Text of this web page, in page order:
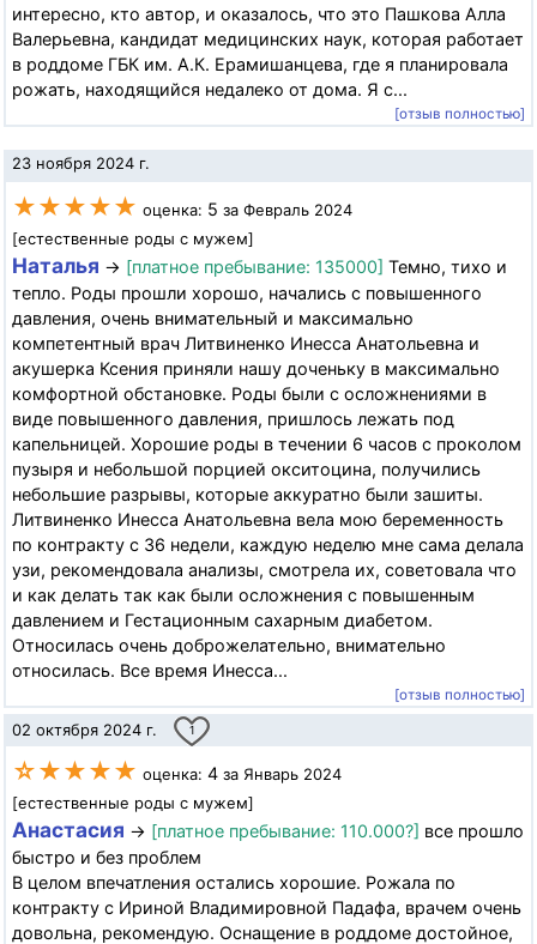
интересно, кто автор, и оказалось, что это Пашкова Алла
Валерьевна, кандидат медицинских наук, которая работает
в роддоме ГБК им. А.К. Ерамишанцева, где я планировала
рожать, находящийся недалеко от дома. Я с...
[отзыв полностью]
23 ноября 2024 г.
★★★★★ оценка: 5 за Февраль 2024
[естественные роды с мужем]
Наталья → [платное пребывание: 135000] Темно, тихо и
тепло. Роды прошли хорошо, начались с повышенного
давления, очень внимательный и максимально
компетентный врач Литвиненко Инесса Анатольевна и
акушерка Ксения приняли нашу доченьку в максимально
комфортной обстановке. Роды были с осложнениями в
виде повышенного давления, пришлось лежать под
капельницей. Хорошие роды в течении 6 часов с проколом
пузыря и небольшой порцией окситоцина, получились
небольшие разрывы, которые аккуратно были зашиты.
Литвиненко Инесса Анатольевна вела мою беременность
по контракту с 36 недели, каждую неделю мне сама делала
узи, рекомендовала анализы, смотрела их, советовала что
и как делать так как были осложнения с повышенным
давлением и Гестационным сахарным диабетом.
Относилась очень доброжелательно, внимательно
относилась. Все время Инесса...
[отзыв полностью]
02 октября 2024 г. 1
☆★★★★ оценка: 4 за Январь 2024
[естественные роды с мужем]
Анастасия → [платное пребывание: 110.000?] все прошло
быстро и без проблем
В целом впечатления остались хорошие. Рожала по
контракту с Ириной Владимировной Падафа, врачем очень
довольна, рекомендую. Оснащение в роддоме достойное,